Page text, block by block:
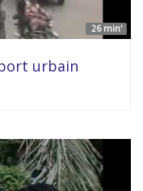
26 min'
urbain